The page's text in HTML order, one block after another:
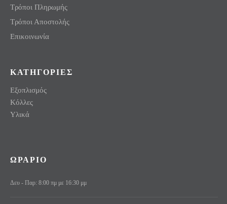
Τρόποι Πληρωμής
Τρόποι Αποστολής
Επικοινωνία
ΚΑΤΗΓΟΡΙΕΣ
Εξοπλισμός
Κόλλες
Υλικά
ΩΡΑΡΙΟ
Δευ - Παρ: 8:00 πμ με 16:30 μμ